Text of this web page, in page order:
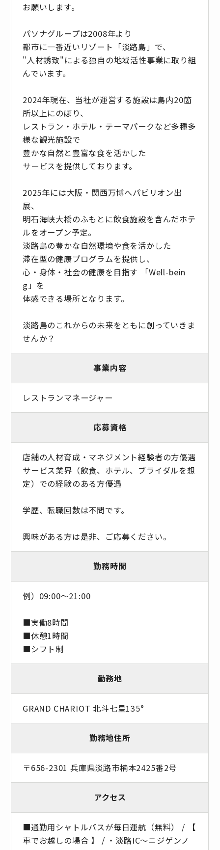
お願いします。
パソナグループは2008年より
都市に一番近いリゾート「淡路島」で、
"人材誘致"による独自の地域活性事業に取り組
んでいます。
2024年現在、当社が運営する施設は島内20箇
所以上にのぼり、
レストラン・ホテル・テーマパークなど多種多
様な観光施設で
豊かな自然と豊富な食を活かした
サービスを提供しております。
2025年には大阪・関西万博へパビリオン出
展、
明石海峡大橋のふもとに飲食施設を含んだホテ
ルをオープン予定。
淡路島の豊かな自然環境や食を活かした
滞在型の健康プログラムを提供し、
心・身体・社会の健康を目指す 「Well-bein
g」を
体感できる場所となります。
淡路島のこれからの未来をともに創っていきま
せんか？
事業内容
レストランマネージャー
応募資格
店舗の人材育成・マネジメント経験者の方優遇
サービス業界（飲食、ホテル、ブライダルを想
定）での経験のある方優遇
学歴、転職回数は不問です。
興味がある方は是非、ご応募ください。
勤務時間
例）09:00～21:00
■実働8時間
■休憩1時間
■シフト制
勤務地
GRAND CHARIOT 北斗七星135°
勤務地住所
〒656-2301 兵庫県淡路市楠本2425番2号
アクセス
■通勤用シャトルバスが毎日運航（無料） / 【
車でお越しの場合 】 / ・淡路IC～ニジゲンノ